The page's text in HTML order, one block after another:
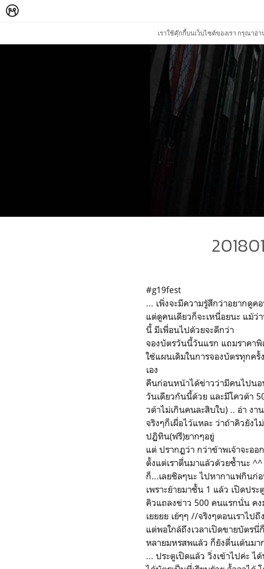
เราใช้คุ๊กกี้บนเว็บไซต์ของเรา กรุณาอ่
#g19fest
... เพิ่งจะมีความรู้สึกว่าอยากดู
แต่ดูคนเดียวก็จะเหนื่อยนะ แม้ว่
นี้ มีเพื่อนไปด้วยจะดีกว่า
จองบัตรวันนี้วันแรก แถมราคาพิ
ใช้แผนเดิมในการจองบัตรทุกค
เอง
คืนก่อนหน้าได้ข่าวว่ามีคนไปนอ
วันเดียวกันนี้ด้วย และมีโควต้า
วต้าไม่เกินคนละสิบใบ) .. อ่า ง
จริงๆก็เผื่อไว้แหละ ว่าถ้าคิวยัง
ปฏิทิน(ฟรี)ยากๆอยู่
แต่ ปรากฏว่า กว่าข้าพเจ้าจะออ
ตั้งแต่เราตื่นมาแล้วด้วยซ้ำนะ ^^
ก็...เลยชิลๆนะ ไปหากาแฟกินก่
เพราะย้ายมาชั้น 1 แล้ว เปิดปร
คิวแถลงข่าว 500 คนแรกนั่น ค
เยยยย เย้ๆๆ //จริงๆตอนเราไ
แต่พอใกล้ถึงเวลาเปิดขายบัตร
หลายมหรสพแล้ว ก็ยังตื่นเต้นมา
... ประตูเปิดแล้ว วิ่งเข้าไปค่ะ